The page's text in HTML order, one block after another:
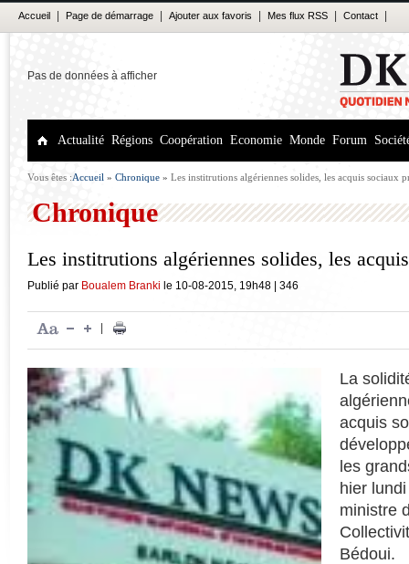
Accueil Page de démarrage Ajouter aux favoris Mes flux RSS Contact
Pas de données à afficher
Actualité Régions Coopération Economie Monde Forum
Vous êtes :Accueil » Chronique » Les institrutions algériennes solides, les acquis sociaux
Chronique
Les institrutions algériennes solides, les
Publié par Boualem Branki le 10-08-2015, 19h48 346
La
acquis
les
hier
ministre
Bédoui.